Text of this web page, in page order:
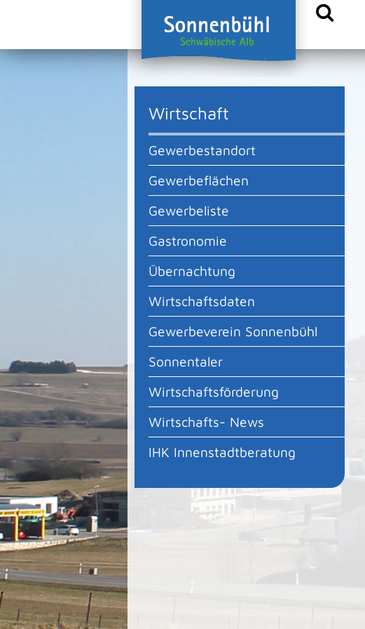
Wirtschaft
Gewerbestandort
Gewerbeflächen
Gewerbeliste
Gastronomie
Übernachtung
Wirtschaftsdaten
Gewerbeverein Sonnenbühl
Sonnentaler
Wirtschaftsförderung
Wirtschafts- News
IHK Innenstadtberatung